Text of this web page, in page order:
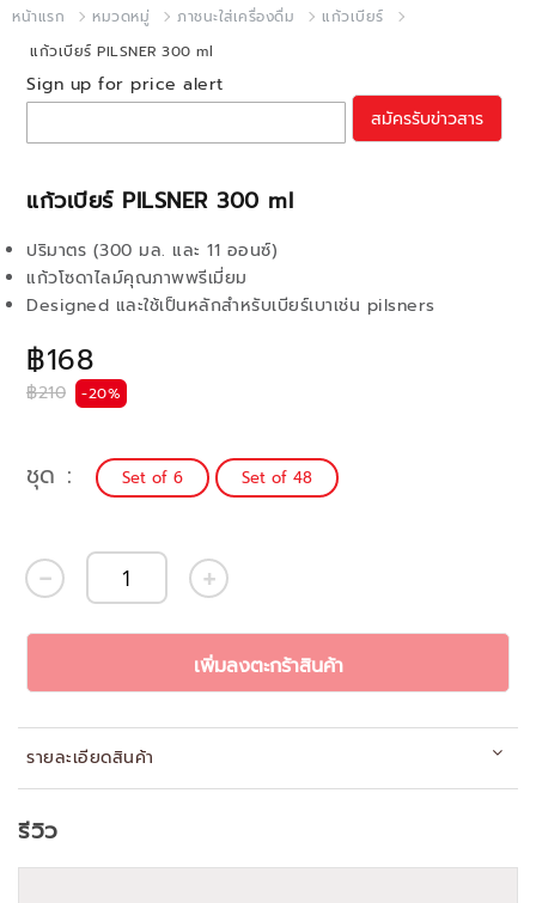
หน้าแรก หมวดหมู่ ภาชนะใส่เครื่องดื่ม
แก้วเบียร์
แก้วเบียร์ PILSNER 300 ml
แก้วเบียร์ PILSNER 300 ml
฿168
฿210 -20%
ปริมาตร (300 มล. และ 11 ออนซ์)
แก้วโซดาไลม์คุณภาพพรีเมี่ยม
Designed และใช้เป็นหลักสำหรับเบียร์เบาเช่น pilsners
Sign up for price alert
สมัครรับข่าวสาร
ชุด Set of 6 Set of 48
เพิ่มลงตะกร้าสินค้า
รายละเอียดสินค้า
รีวิว